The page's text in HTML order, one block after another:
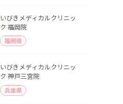
いびきメディカルクリニッ
ク 福岡院
福岡県
いびきメディカルクリニッ
ク 神戸三宮院
兵庫県